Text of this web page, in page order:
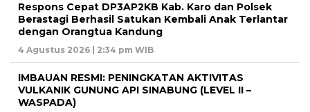
Respons Cepat DP3AP2KB Kab. Karo dan Polsek
Berastagi Berhasil Satukan Kembali Anak Terlantar
dengan Orangtua Kandung
4 Agustus 2026 | 2:34 pm WIB
IMBAUAN RESMI: PENINGKATAN AKTIVITAS
VULKANIK GUNUNG API SINABUNG (LEVEL II –
WASPADA)